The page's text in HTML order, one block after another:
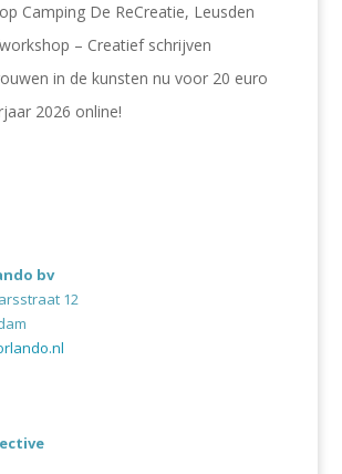
Camping De ReCreatie, Leusden
– Creatief schrijven
in de kunsten nu voor 20 euro
2026 online!
bv
12